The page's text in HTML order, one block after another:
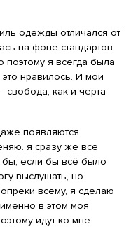
одежды отличался от
на фоне стандартов
я всегда была
нравилось. И мои
свобода, как и черта
появляются
я сразу же всё
если бы всё было
выслушать, но
всему, я сделаю
в этом моя
идут ко мне.